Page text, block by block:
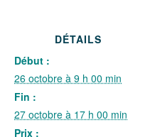
DÉTAILS
Début :
26 octobre à 9 h 00 min
Fin :
27 octobre à 17 h 00 min
Prix :